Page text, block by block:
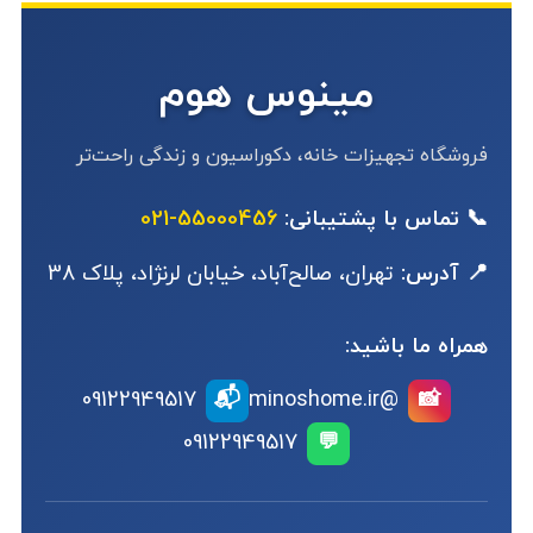
مینوس هوم
فروشگاه تجهیزات خانه، دکوراسیون و زندگی راحت‌تر
📞 تماس با پشتیبانی: 55000456-021
📍 آدرس: تهران، صالح‌آباد، خیابان لرنژاد، پلاک 38
همراه ما باشید:
📸
@minoshome.ir
📬
09122949517
💬
09122949517